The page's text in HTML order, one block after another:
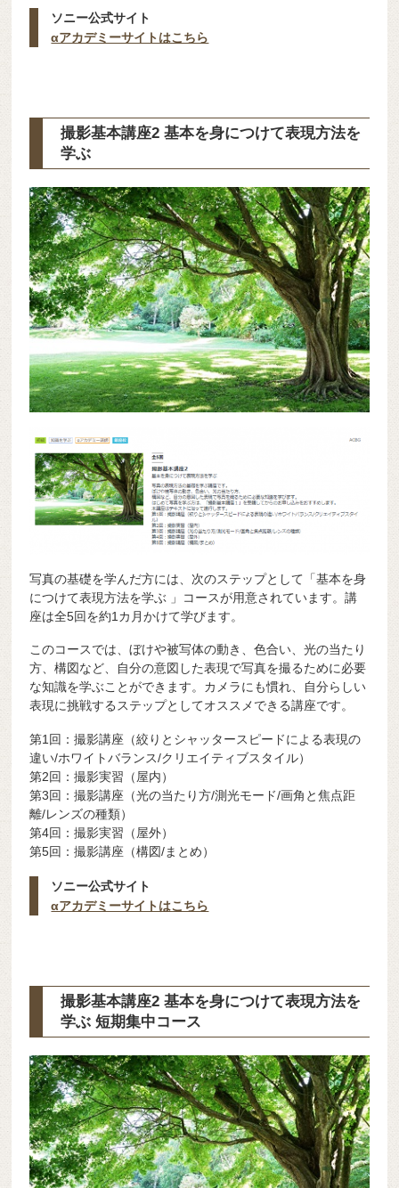
ソニー公式サイト
αアカデミーサイトはこちら
撮影基本講座2 基本を身につけて表現方法を
学ぶ
写真の基礎を学んだ方には、次のステップとして「基本を身
につけて表現方法を学ぶ 」コースが用意されています。講
座は全5回を約1カ月かけて学びます。
このコースでは、ぼけや被写体の動き、色合い、光の当たり
方、構図など、自分の意図した表現で写真を撮るために必要
な知識を学ぶことができます。カメラにも慣れ、自分らしい
表現に挑戦するステップとしてオススメできる講座です。
第1回：撮影講座（絞りとシャッタースピードによる表現の
違い/ホワイトバランス/クリエイティブスタイル）
第2回：撮影実習（屋内）
第3回：撮影講座（光の当たり方/測光モード/画角と焦点距
離/レンズの種類）
第4回：撮影実習（屋外）
第5回：撮影講座（構図/まとめ）
ソニー公式サイト
αアカデミーサイトはこちら
撮影基本講座2 基本を身につけて表現方法を
学ぶ 短期集中コース